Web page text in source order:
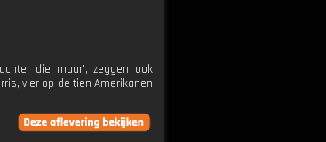
die muur', zeggen ook
vier op de tien Amerikanen